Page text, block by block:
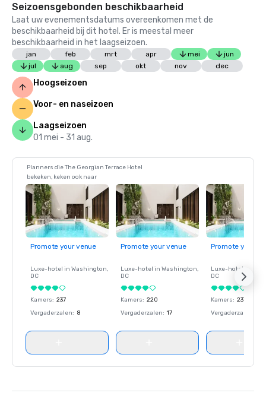
Seizoensgebonden beschikbaarheid
Laat uw evenementsdatums overeenkomen met de
beschikbaarheid bij dit hotel. Er is meestal meer
beschikbaarheid in het laagseizoen.
jan feb mrt apr mei
jun
jul
aug sep okt nov dec
Hoogseizoen
Voor- en naseizoen
Laagseizoen
01 mei - 31 aug.
Planners die The Georgian Terrace Hotel
bekeken, keken ook naar
Promote your venue
Luxe-hotel in Washington,
DC
Kamers: 237
Vergaderzalen: 8
Promote your venue
Luxe-hotel in Washington,
DC
Kamers: 220
Vergaderzalen: 17
Promote your
Luxe-hotel in
DC
Kamers: 237
Vergaderzalen